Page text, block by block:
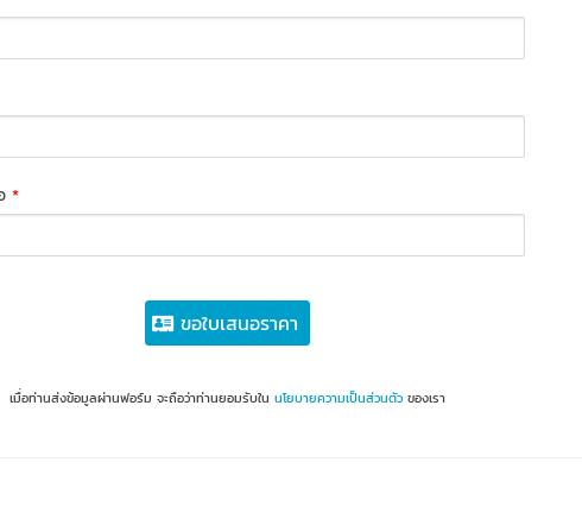
*
ขอใบเสนอราคา
เมื่อท่านส่งข้อมูลผ่านฟอร์ม จะถือว่าท่านยอมรับในนโยบายความเป็นส่วนตัว ของเรา